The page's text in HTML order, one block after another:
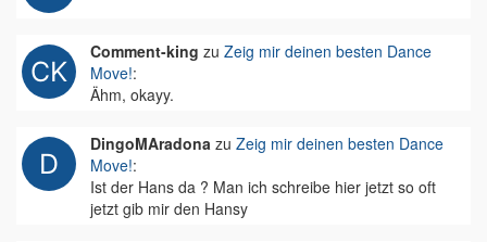
Comment-king zu Zeig mir deinen besten Dance
Move!:
Ähm, okayy.
DingoMAradona zu Zeig mir deinen besten Dance
Move!:
Ist der Hans da ? Man ich schreibe hier jetzt so oft
jetzt gib mir den Hansy